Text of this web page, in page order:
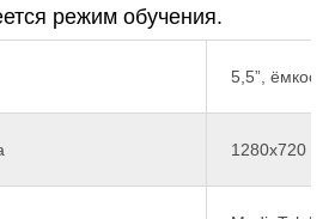
режим обучения.
5,5”,
1280х720